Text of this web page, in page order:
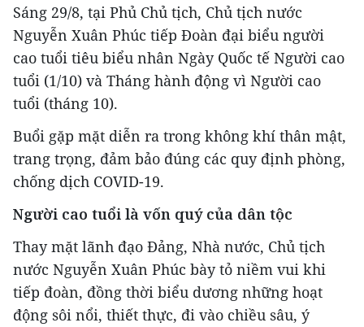
Sáng 29/8, tại Phủ Chủ tịch, Chủ tịch nước
Nguyễn Xuân Phúc tiếp Đoàn đại biểu người
cao tuổi tiêu biểu nhân Ngày Quốc tế Người cao
tuổi (1/10) và Tháng hành động vì Người cao
tuổi (tháng 10).
Buổi gặp mặt diễn ra trong không khí thân mật,
trang trọng, đảm bảo đúng các quy định phòng,
chống dịch COVID-19.
Người cao tuổi là vốn quý của dân tộc
Thay mặt lãnh đạo Đảng, Nhà nước, Chủ tịch
nước Nguyễn Xuân Phúc bày tỏ niềm vui khi
tiếp đoàn, đồng thời biểu dương những hoạt
động sôi nổi, thiết thực, đi vào chiều sâu, ý